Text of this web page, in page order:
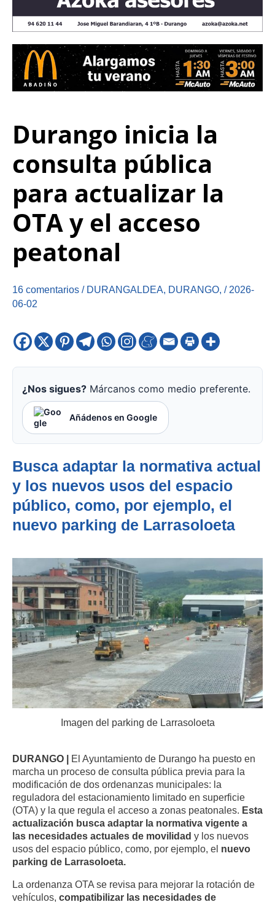
Durango inicia la
consulta pública
para actualizar la
OTA y el acceso
peatonal
16 comentarios / DURANGALDEA, DURANGO, / 2026-
06-02
¿Nos sigues? Márcanos como medio preferente.
Añádenos en Google
Busca adaptar la normativa actual
y los nuevos usos del espacio
público, como, por ejemplo, el
nuevo parking de Larrasoloeta
Imagen del parking de Larrasoloeta
DURANGO | El Ayuntamiento de Durango ha puesto en
marcha un proceso de consulta pública previa para la
modificación de dos ordenanzas municipales: la
reguladora del estacionamiento limitado en superficie
(OTA) y la que regula el acceso a zonas peatonales. Esta
actualización busca adaptar la normativa vigente a
las necesidades actuales de movilidad y los nuevos
usos del espacio público, como, por ejemplo, el nuevo
parking de Larrasoloeta.
La ordenanza OTA se revisa para mejorar la rotación de
vehículos, compatibilizar las necesidades de